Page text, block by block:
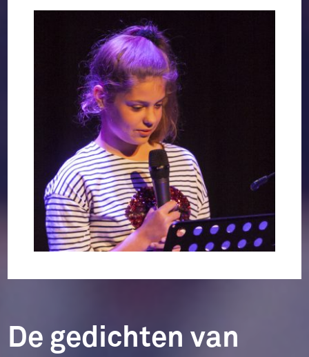
De gedichten van